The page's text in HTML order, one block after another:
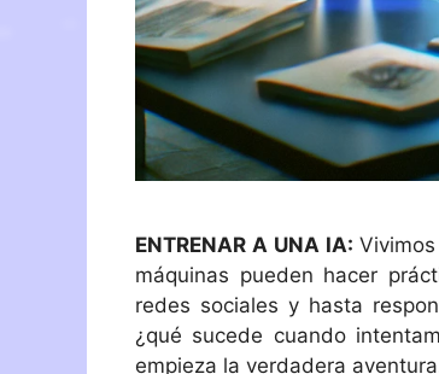
ENTRENAR A UNA IA:
máquinas pueden hacer
redes sociales y hasta
¿qué sucede cuando
empieza la verdadera